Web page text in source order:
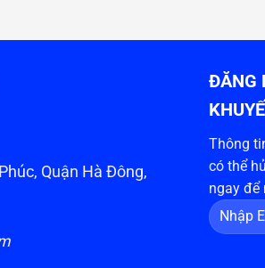
Quận Hà Đông,
ĐĂNG
Thông
có thể
ngay để